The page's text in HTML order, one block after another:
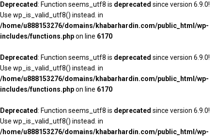
Deprecated: Function seems_utf8 is deprecated since version 6.9.0!
Use wp_is_valid_utf8() instead. in
/home/u888153276/domains/khabarhardin.com/public_html/wp-
includes/functions.phpon line 6170
Deprecated: Function seems_utf8 is deprecated since version 6.9.0!
Use wp_is_valid_utf8() instead. in
/home/u888153276/domains/khabarhardin.com/public_html/wp-
includes/functions.phpon line 6170
Deprecated: Function seems_utf8 is deprecated since version 6.9.0!
Use wp_is_valid_utf8() instead. in
/home/u888153276/domains/khabarhardin.com/public_html/wp-